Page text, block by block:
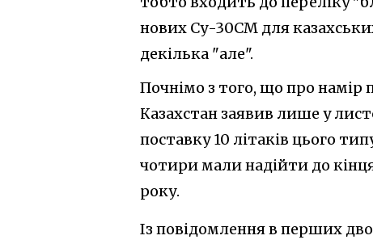
нових Су-30СМ для
декілька "але".
Почнімо з того, що про намір
Казахстан заявив лише у
поставку 10 літаків цього
чотири мали надійти до
року.
Із повідомлення в перших